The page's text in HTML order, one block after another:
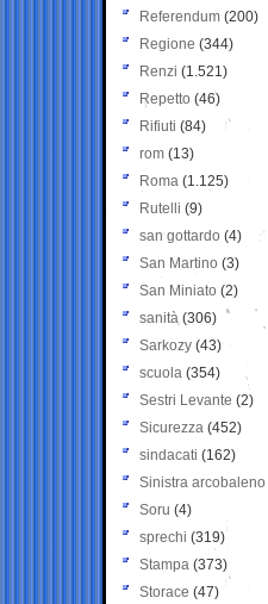
Referendum (200)
Regione (344)
Renzi (1.521)
Repetto (46)
Rifiuti (84)
rom (13)
Roma (1.125)
Rutelli (9)
san gottardo (4)
San Martino (3)
San Miniato (2)
sanità (306)
Sarkozy (43)
scuola (354)
Sestri Levante (2)
Sicurezza (452)
sindacati (162)
Sinistra arcobaleno
Soru (4)
sprechi (319)
Stampa (373)
Storace (47)